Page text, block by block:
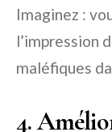
Imaginez :
l’impression
maléfiques
4.